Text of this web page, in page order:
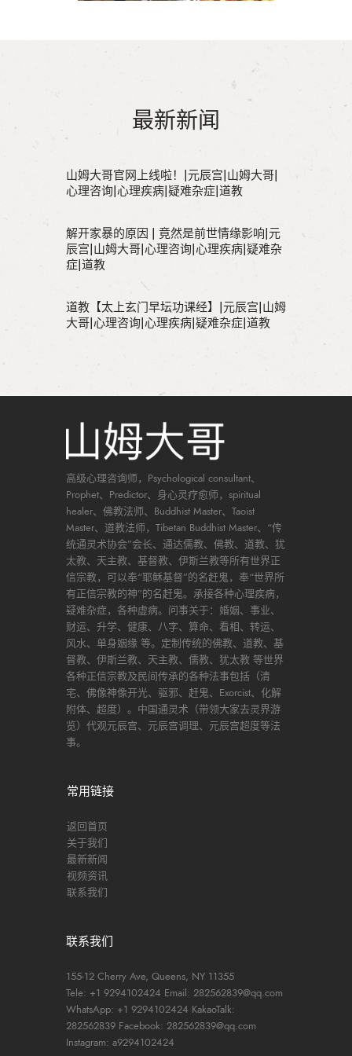
最新新闻
山姆大哥官网上线啦！|元辰宫|山姆大哥|
心理咨询|心理疾病|疑难杂症|道教
解开家暴的原因 | 竟然是前世情缘影响|元
辰宫|山姆大哥|心理咨询|心理疾病|疑难杂
症|道教
道教【太上玄门早坛功课经】|元辰宫|山姆
大哥|心理咨询|心理疾病|疑难杂症|道教
高级心理咨询师，Psychological consultant、
Prophet、Predictor、身心灵疗愈师，spiritual
healer、佛教法师、Buddhist Master、Taoist
Master、道教法师，Tibetan Buddhist Master、“传
统通灵术协会”会长、通达儒教、佛教、道教、犹
太教、天主教、基督教、伊斯兰教等所有世界正
信宗教，可以奉“耶稣基督”的名赶鬼，奉“世界所
有正信宗教的神”的名赶鬼。承接各种心理疾病，
疑难杂症，各种虚病。问事关于：婚姻、事业、
财运、升学、健康、八字、算命、看相、转运、
风水、单身姻缘 等。定制传统的佛教、道教、基
督教、伊斯兰教、天主教、儒教、犹太教 等世界
各种正信宗教及民间传承的各种法事包括（清
宅、佛像神像开光、驱邪、赶鬼、Exorcist、化解
附体、超度）。中国通灵术（带领大家去灵界游
览）代观元辰宫、元辰宫调理、元辰宫超度等法
事。
常用链接
返回首页
关于我们
最新新闻
视频资讯
联系我们
联系我们
155-12 Cherry Ave, Queens, NY 11355
Tele: +1 9294102424 Email: 282562839@qq.com
WhatsApp: +1 9294102424 KakaoTalk:
282562839 Facebook: 282562839@qq.com
Instagram: a9294102424